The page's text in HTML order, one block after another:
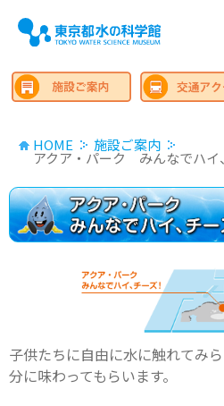
HOME 施設ご案内
アクア・パーク みんなでハイ
子供たちに自由に水に触れてみ
分に味わってもらいます。